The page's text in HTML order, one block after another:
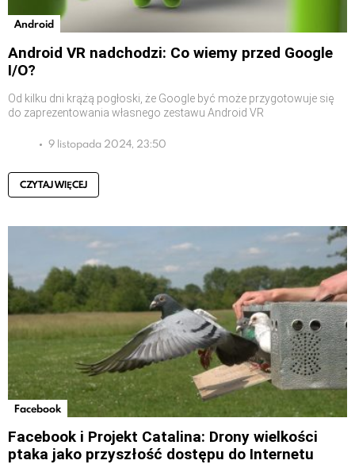
Android
Android VR nadchodzi: Co wiemy przed Google
I/O?
Od kilku dni krążą pogłoski, że Google być może przygotowuje się
do zaprezentowania własnego zestawu Android VR
9 listopada 2024, 23:50
CZYTAJ WIĘCEJ
Facebook
Facebook i Projekt Catalina: Drony wielkości
ptaka jako przyszłość dostępu do Internetu